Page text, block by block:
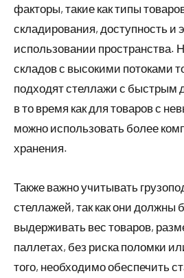
факторы, такие как типы
складирования, доступность и
использовании пространства.
складов с высокими потоками
подходят стеллажи с быстрым
в то время как для товаров с
можно использовать более
хранения.
Также важно учитывать
стеллажей, так как они должны
выдерживать вес товаров,
паллетах, без риска поломки
того, необходимо обеспечить